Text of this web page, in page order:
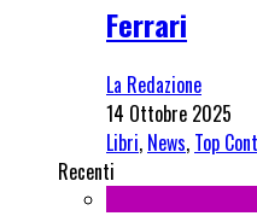
Ferrari
La Redazione
14 Ottobre 2025
Libri, News, Top
Recenti